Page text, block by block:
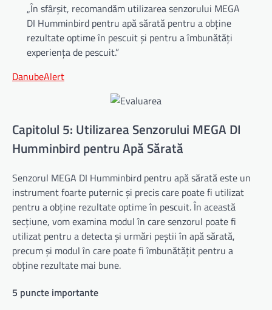
„În sfârșit, recomandăm utilizarea senzorului MEGA
DI Humminbird pentru apă sărată pentru a obține
rezultate optime în pescuit și pentru a îmbunătăți
experiența de pescuit.”
DanubeAlert
Capitolul 5: Utilizarea Senzorului MEGA DI
Humminbird pentru Apă Sărată
Senzorul MEGA DI Humminbird pentru apă sărată este un
instrument foarte puternic și precis care poate fi utilizat
pentru a obține rezultate optime în pescuit. În această
secțiune, vom examina modul în care senzorul poate fi
utilizat pentru a detecta și urmări peștii în apă sărată,
precum și modul în care poate fi îmbunătățit pentru a
obține rezultate mai bune.
5 puncte importante